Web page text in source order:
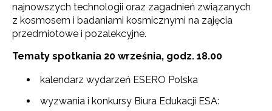
najnowszych technologii oraz zagadnień związanych
z kosmosem i badaniami kosmicznymi na zajęcia
przedmiotowe i pozalekcyjne.
Tematy spotkania 20 września, godz. 18.00
kalendarz wydarzeń ESERO Polska
wyzwania i konkursy Biura Edukacji ESA: